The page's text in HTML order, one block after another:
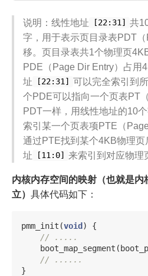
说明：线性地址 [22:31]
共
字，用于表示页目录表PDT
移。页目录表共1个物理页
PDE（Page Dir Entry）占用
址
[22:31]
可以完全索引到
个PDE可以指向一个页表PT
PDT一样，用线性地址的10
索引某一个页表项PTE（
通过PTE找到某个4KB物理
址
[11:0] 来索引到对应物理
内核内存空间的映射（也就是内
立） 具体代码如下：
pmm_init (void )
{
// .....
boot_map_segment (
// ......
}